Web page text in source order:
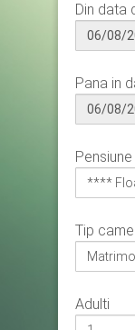
Din data
Pana in
Pensiune
****
Tip
Adulti